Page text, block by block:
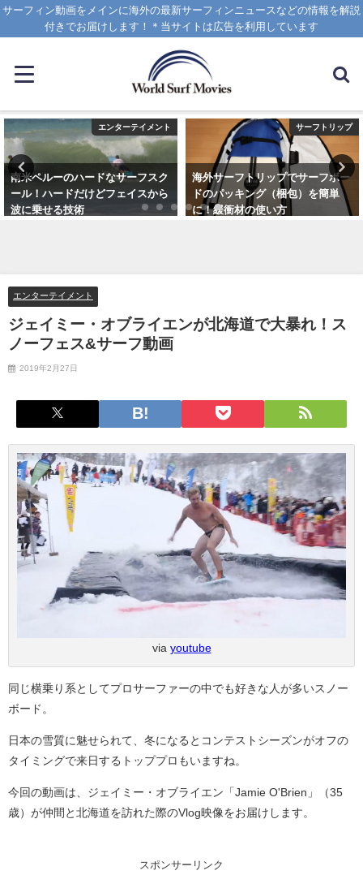
サーフィン動画をメインに海外の最新サーフィンニュースなどの情報を解説
付きでお届けします！＊当サイトは広告を利用しています
エンターテイメント
南米ペルーのハードなサーフスク
ール！ハードだけどフェイスから
波に乗せる技術
サーフトリップ
海外サーフトリップでサーフボー
ドのパッキング（梱包）を簡単
に！緩衝材の使い方
エンターテイメント
ジェイミー・オブライエンが北海道で大暴れ！ス
ノーフェス&サーフ動画
2019年2月27日
via youtube
同じ横乗り系としてプロサーファーの中でも好きな人が多いスノー
ボード。
日本の雪質に魅せられて、冬になるとコンテストシーズンがオフの
タイミングで来日するトッププロもいますね。
今回の動画は、ジェイミー・オブライエン「Jamie O'Brien」（35
歳）が仲間と北海道を訪れた際のVlog映像をお届けします。
スポンサーリンク